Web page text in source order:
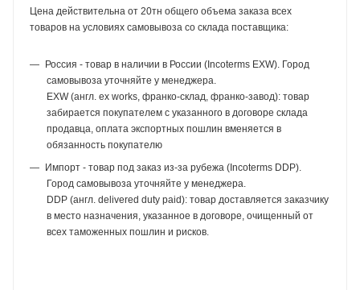
Цена действительна от 20тн общего объема заказа всех
товаров на условиях самовывоза со склада поставщика:
Россия - товар в наличии в России (Incoterms EXW). Город
самовывоза уточняйте у менеджера.
EXW (англ. ex works, франко-склад, франко-завод): товар
забирается покупателем с указанного в договоре склада
продавца, оплата экспортных пошлин вменяется в
обязанность покупателю
Импорт - товар под заказ из-за рубежа (Incoterms DDP).
Город самовывоза уточняйте у менеджера.
DDP (англ. delivered duty paid): товар доставляется заказчику
в место назначения, указанное в договоре, очищенный от
всех таможенных пошлин и рисков.